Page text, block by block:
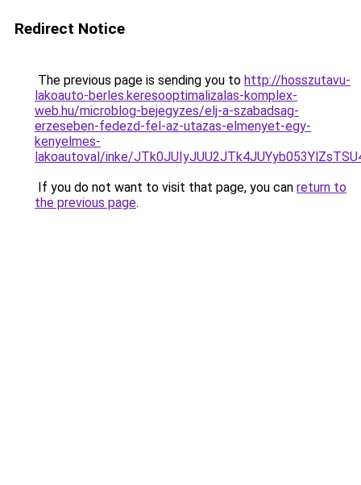
Redirect Notice
The previous page is sending you to http://hosszutavu-
lakoauto-berles.keresooptimalizalas-komplex-
web.hu/microblog-bejegyzes/elj-a-szabadsag-
erzeseben-fedezd-fel-az-utazas-elmenyet-egy-
kenyelmes-
lakoautoval/inke/
If you do not want to visit that page, you can return to
the previous page.